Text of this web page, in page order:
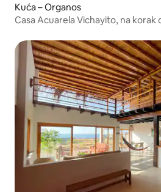
Kuća – Organos
Casa Acuarela Vichayito, na korak